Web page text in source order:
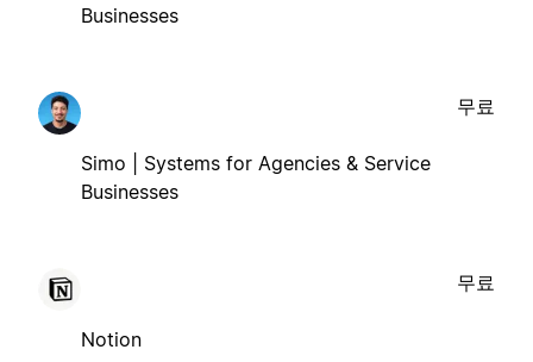
Businesses
Simo | Systems for Agencies & Service
Businesses
무료
Notion
무료